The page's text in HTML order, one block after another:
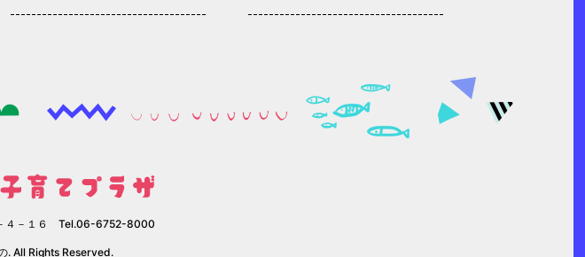
４－１６ Tel.06-6752-8000
. All Rights Reserved.